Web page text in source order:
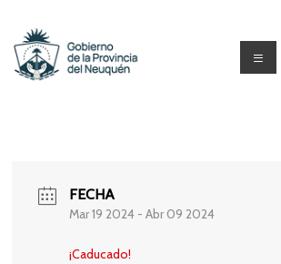
contenido
Formación
Neuquén
FECHA
Mar 19 2024 - Abr 09 2024
¡Caducado!